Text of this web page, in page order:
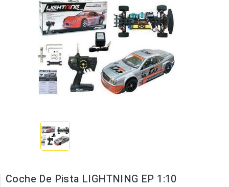
Coche De Pista LIGHTNING EP 1:10